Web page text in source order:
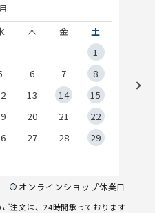
木 金
土
1
6 7
8
13 14
15
20 21
22
27 28
29
オンラインショップ休業日
注文は、24時間承っております